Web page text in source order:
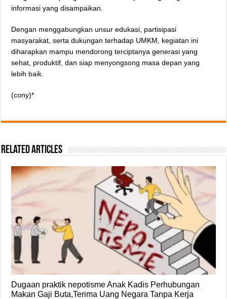
informasi yang disampaikan.
Dengan menggabungkan unsur edukasi, partisipasi
masyarakat, serta dukungan terhadap UMKM, kegiatan ini
diharapkan mampu mendorong terciptanya generasi yang
sehat, produktif, dan siap menyongsong masa depan yang
lebih baik.
(cony)*
Related Articles
Dugaan praktik nepotisme Anak Kadis Perhubungan
Makan Gaji Buta,Terima Uang Negara Tanpa Kerja